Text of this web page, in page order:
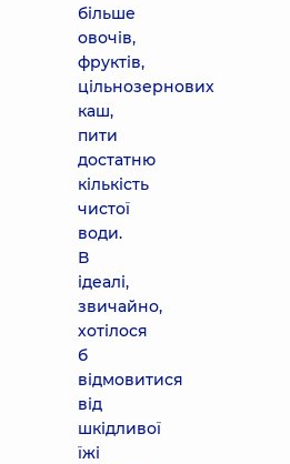
більше
овочів,
фруктів,
цільнозернових
каш,
пити
достатню
кількість
чистої
води.
В
ідеалі,
звичайно,
хотілося
б
відмовитися
від
шкідливої
їжі